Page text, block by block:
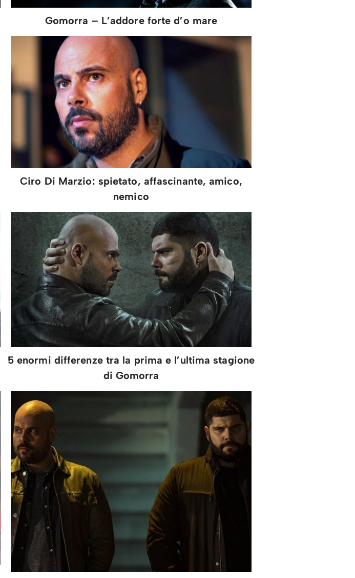
Gomorra – L’addore forte d’o mare
Ciro Di Marzio: spietato, affascinante, amico,
nemico
5 enormi differenze tra la prima e l’ultima stagione
di Gomorra